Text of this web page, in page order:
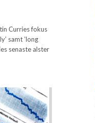
Curries fokus
samt ’long
senaste alster